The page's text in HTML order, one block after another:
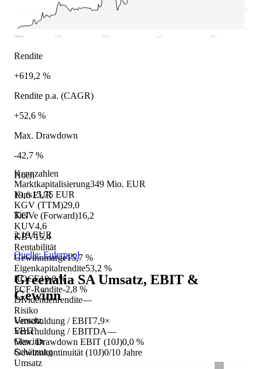
Kennzahlen
Marktkapitalisierung349 Mio. EUR
Kurs15,75 EUR
KGV (TTM)29,0
KGVe (Forward)16,2
KUV4,6
KBV15,4
Rentabilität
Gewinnmarge15,7 %
Eigenkapitalrendite53,2 %
ROCE10,0 %
FCF-Rendite-2,8 %
Dividendenrendite—
Risiko
Verschuldung / EBIT7,9×
Verschuldung / EBITDA—
Max. Drawdown EBIT (10J)0,0 %
Gewinnkontinuität (10J)0/10 Jahre
Umsatz
2,19
6,54
20172018 2019 2020 2021 2022
Rendite
+619,2 %
Rendite p.a. (CAGR)
+52,6 %
Max. Drawdown
-42,7 %
Hoch
19,6 EUR
Tief
2,19 EUR
Quelle: Eulerpool
Greenalia SA Umsatz, EBIT &
Gewinn
Umsatz
EBIT
Gewinn
Schätzung